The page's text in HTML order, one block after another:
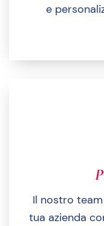
e
Il nostro
tua azienda